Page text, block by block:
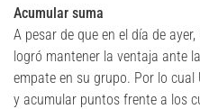
Acumular suma
A pesar de que en el día de
logró mantener la ventaja ante
empate en su grupo. Por lo
y acumular puntos frente a los